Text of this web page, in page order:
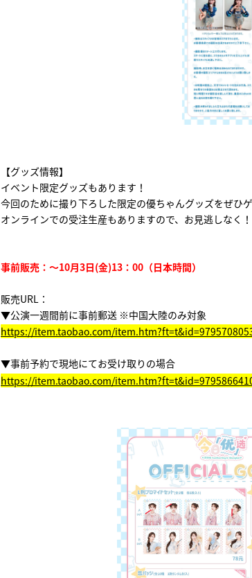
【グッズ情報】
イベント限定グッズもあります！
今回のために撮り下ろした限定の優ちゃんグッズをぜひ
オンラインでの受注生産もありますので、お見逃しなく！
事前販売：～10月3日(金)13：00（日本時間）
販売URL：
▼公演一週間前に事前郵送 ※中国大陸のみ対象
https://item.taobao.com/
▼事前予約で現地にてお受け取りの場合
https://item.taobao.com/